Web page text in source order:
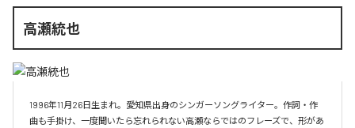
高瀬統也
1996年11月26日生まれ。愛知県出身のシンガーソングライター。作詞・作
曲も手掛け、一度聞いたら忘れられない高瀬ならではのフレーズで、形があ